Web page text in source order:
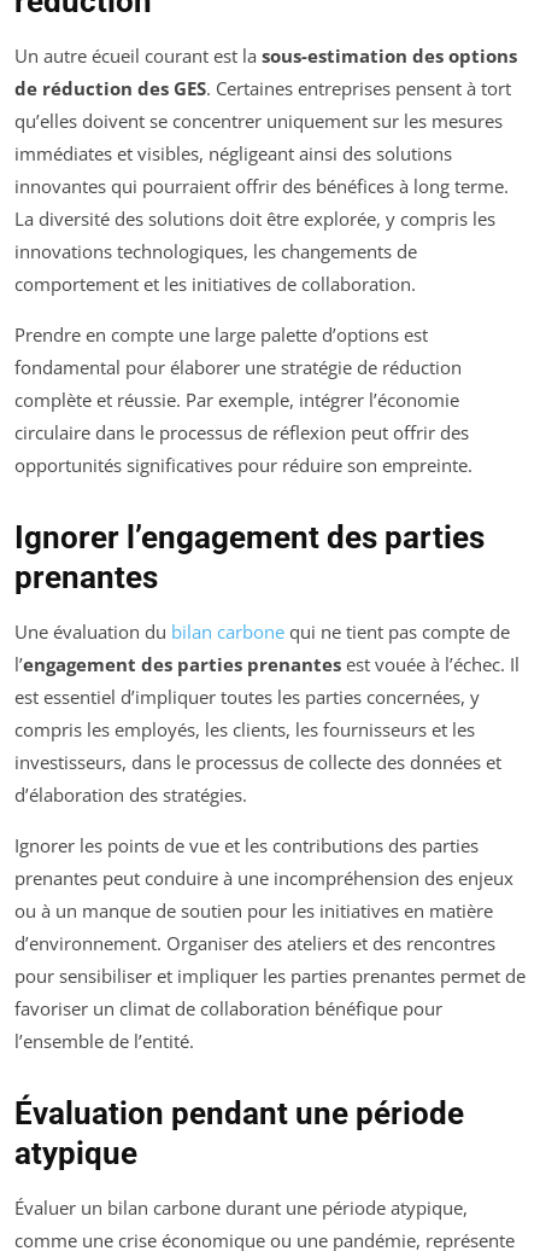
Un autre écueil courant est la sous-estimation des options
de réduction des GES. Certaines entreprises pensent à tort
qu’elles doivent se concentrer uniquement sur les mesures
immédiates et visibles, négligeant ainsi des solutions
innovantes qui pourraient offrir des bénéfices à long terme.
La diversité des solutions doit être explorée, y compris les
innovations technologiques, les changements de
comportement et les initiatives de collaboration.
Prendre en compte une large palette d’options est
fondamental pour élaborer une stratégie de réduction
complète et réussie. Par exemple, intégrer l’économie
circulaire dans le processus de réflexion peut offrir des
opportunités significatives pour réduire son empreinte.
Ignorer l’engagement des parties
prenantes
Une évaluation du bilan carbone qui ne tient pas compte de
l’engagement des parties prenantes est vouée à l’échec. Il
est essentiel d’impliquer toutes les parties concernées, y
compris les employés, les clients, les fournisseurs et les
investisseurs, dans le processus de collecte des données et
d’élaboration des stratégies.
Ignorer les points de vue et les contributions des parties
prenantes peut conduire à une incompréhension des enjeux
ou à un manque de soutien pour les initiatives en matière
d’environnement. Organiser des ateliers et des rencontres
pour sensibiliser et impliquer les parties prenantes permet de
favoriser un climat de collaboration bénéfique pour
l’ensemble de l’entité.
Évaluation pendant une période
atypique
Évaluer un bilan carbone durant une période atypique,
comme une crise économique ou une pandémie, représente